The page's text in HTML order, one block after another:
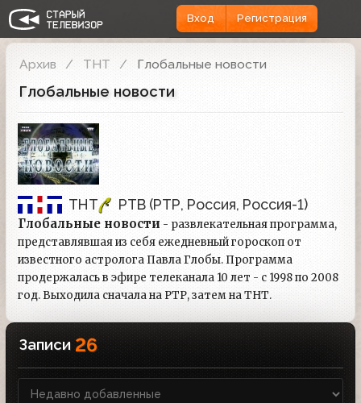
Вход Регистрация
Архив ТНТ Глобальные новости
Глобальные новости
ТНТ РТВ (РТР, Россия, Россия-1)
Глобальные новости - развлекательная программа,
представлявшая из себя ежедневный гороскоп от
известного астролога Павла Глобы. Программа
продержалась в эфире телеканала 10 лет - с 1998 по 2008
год. Выходила сначала на РТР, затем на ТНТ.
Записи 26